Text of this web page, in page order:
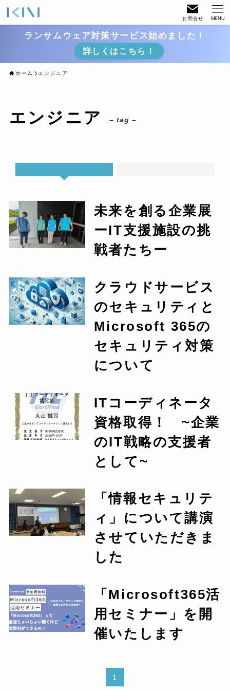
お問合せ MENU
ランサムウェア対策サービス始めました！
詳しくはこちら！
ホーム エンジニア
エンジニア – tag –
未来を創る企業展
ーIT支援施設の挑
戦者たちー
クラウドサービス
のセキュリティと
Microsoft 365の
セキュリティ対策
について
ITコーディネータ
資格取得！ ~企業
のIT戦略の支援者
として~
「情報セキュリテ
ィ」について講演
させていただきま
した
「Microsoft365活
用セミナー」を開
催いたします
1